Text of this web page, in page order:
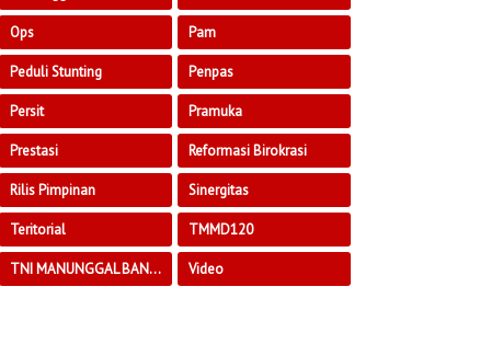
Ops Pam
Peduli Stunting Penpas
Persit Pramuka
Prestasi Reformasi Birokrasi
Rilis Pimpinan Sinergitas
Teritorial TMMD120
TNI MANUNGGAL BANGUN DESA Video